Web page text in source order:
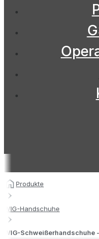
Produkte
WIG-Handschuhe
WIG-Schweißerhandschuhe -